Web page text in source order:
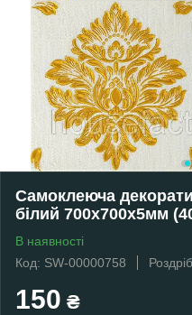
Самоклеюча
білий 700x700x5мм
В наявності
Код: SW-00000758
Роздріб
150 ₴